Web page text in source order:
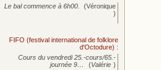
Le bal commence à 6h00.
(Véronique
)
FIFO (festival international de folklore
d'Octodure) :
Cours du vendredi 25.-cours/65.-
journée 9… (Valérie )